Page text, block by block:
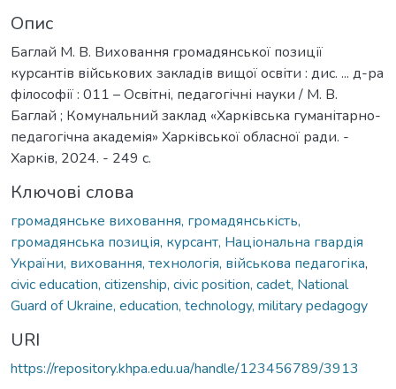
Опис
Баглай М. В. Виховання громадянської позиції
курсантів військових закладів вищої освіти : дис. ... д-ра
філософії : 011 – Освітні, педагогічні науки / М. В.
Баглай ; Комунальний заклад «Харківська гуманітарно-
педагогічна академія» Харківської обласної ради. -
Харків, 2024. - 249 с.
Ключові слова
громадянське виховання, громадянськість,
громадянська позиція, курсант, Національна гвардія
України, виховання, технологія, військова педагогіка,
civic education, citizenship, civic position, cadet, National
Guard of Ukraine, education, technology, military pedagogy
URI
https://repository.khpa.edu.ua/handle/123456789/3913